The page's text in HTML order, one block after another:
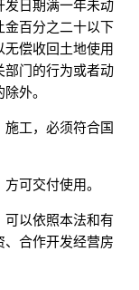
发日期满一年未动
金百分之二十以下
偿收回土地使用
部门的行为或者动
外。
工，必须符合国
可交付使用。
以依照本法和有
、合作开发经营房